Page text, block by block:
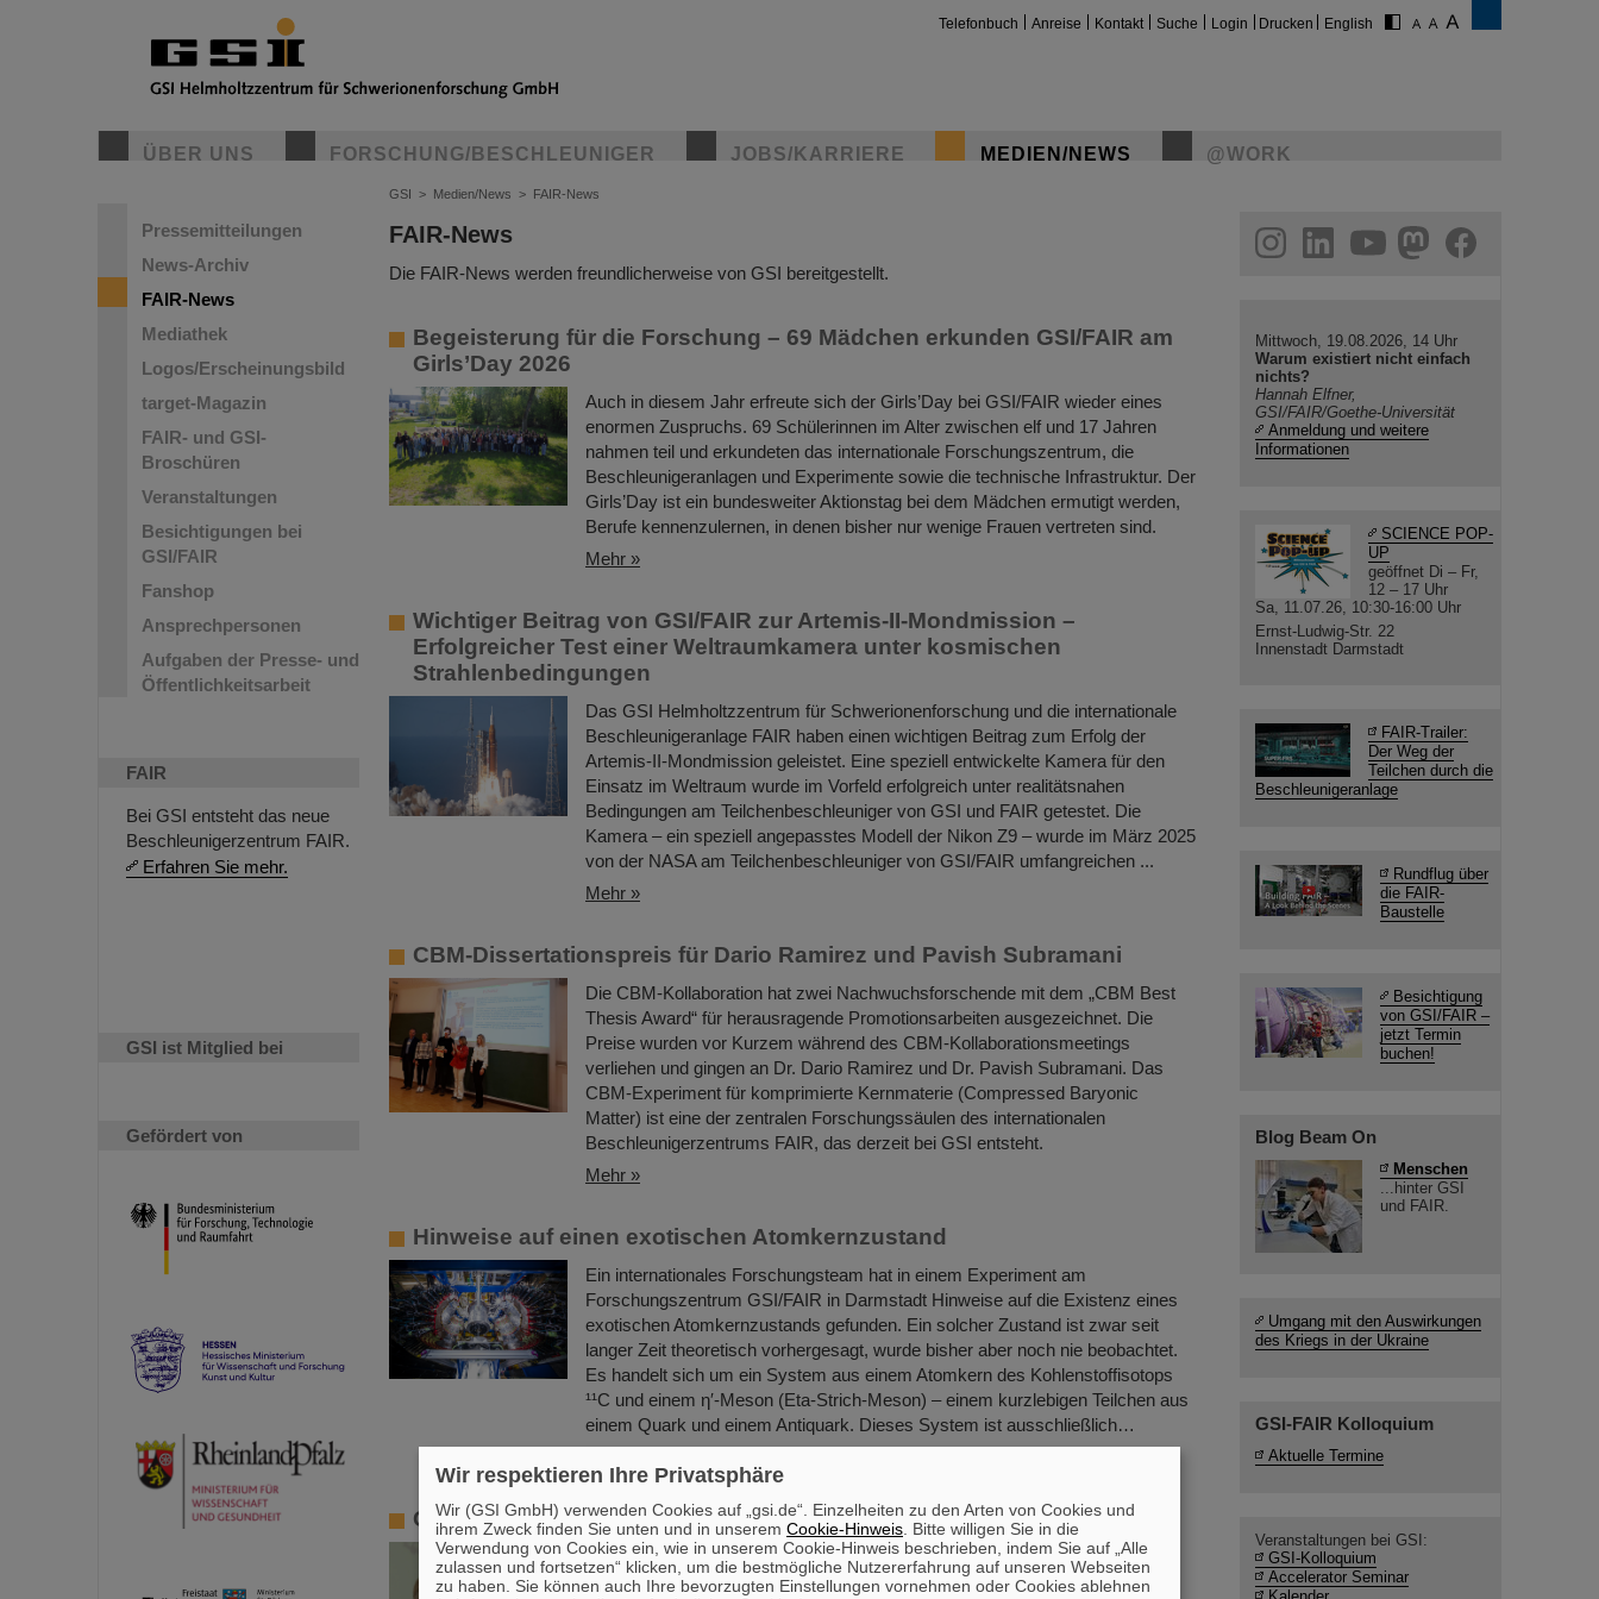
Telefonbuch Anreise Kontakt Suche Login Drucken English
ÜBER UNS FORSCHUNG/BESCHLEUNIGER JOBS/KARRIERE MEDIEN/NEWS @WORK
Pressemitteilungen
News-Archiv
FAIR-News
Mediathek
Logos/Erscheinungsbild
target-Magazin
FAIR- und GSI-
Broschüren
Veranstaltungen
Besichtigungen bei
GSI/FAIR
Fanshop
Ansprechpersonen
Aufgaben der Presse- und
Öffentlichkeitsarbeit
FAIR
Bei GSI entsteht das neue
Beschleunigerzentrum FAIR.
Erfahren Sie mehr.
GSI ist Mitglied bei
Gefördert von
GSI > Medien/News > FAIR-News
FAIR-News
Die FAIR-News werden freundlicherweise von GSI bereitgestellt.
Begeisterung für die Forschung – 69 Mädchen erkunden GSI/FAIR am
Girls’Day 2026
Auch in diesem Jahr erfreute sich der Girls’Day bei GSI/FAIR wieder eines
enormen Zuspruchs. 69 Schülerinnen im Alter zwischen elf und 17 Jahren
nahmen teil und erkundeten das internationale Forschungszentrum, die
Beschleunigeranlagen und Experimente sowie die technische Infrastruktur. Der
Girls’Day ist ein bundesweiter Aktionstag bei dem Mädchen ermutigt werden,
Berufe kennenzulernen, in denen bisher nur wenige Frauen vertreten sind.
Mehr »
Wichtiger Beitrag von GSI/FAIR zur Artemis-II-Mondmission –
Erfolgreicher Test einer Weltraumkamera unter kosmischen
Strahlenbedingungen
Das GSI Helmholtzzentrum für Schwerionenforschung und die internationale
Beschleunigeranlage FAIR haben einen wichtigen Beitrag zum Erfolg der
Artemis-II-Mondmission geleistet. Eine speziell entwickelte Kamera für den
Einsatz im Weltraum wurde im Vorfeld erfolgreich unter realitätsnahen
Bedingungen am Teilchenbeschleuniger von GSI und FAIR getestet. Die
Kamera – ein speziell angepasstes Modell der Nikon Z9 – wurde im März 2025
von der NASA am Teilchenbeschleuniger von GSI/FAIR umfangreichen ...
Mehr »
CBM-Dissertationspreis für Dario Ramirez und Pavish Subramani
Die CBM-Kollaboration hat zwei Nachwuchsforschende mit dem „CBM Best
Thesis Award“ für herausragende Promotionsarbeiten ausgezeichnet. Die
Preise wurden vor Kurzem während des CBM-Kollaborationsmeetings
verliehen und gingen an Dr. Dario Ramirez und Dr. Pavish Subramani. Das
CBM-Experiment für komprimierte Kernmaterie (Compressed Baryonic
Matter) ist eine der zentralen Forschungssäulen des internationalen
Beschleunigerzentrums FAIR, das derzeit bei GSI entsteht.
Mehr »
Hinweise auf einen exotischen Atomkernzustand
Ein internationales Forschungsteam hat in einem Experiment am
Forschungszentrum GSI/FAIR in Darmstadt Hinweise auf die Existenz eines
exotischen Atomkernzustands gefunden. Ein solcher Zustand ist zwar seit
langer Zeit theoretisch vorhergesagt, wurde bisher aber noch nie beobachtet.
Es handelt sich um ein System aus einem Atomkern des Kohlenstoffisotops
¹¹C und einem η′‑Meson (Eta-Strich-Meson) – einem kurzlebigen Teilchen aus
einem Quark und einem Antiquark. Dieses System ist ausschließlich…
Gedenken an Günther Rosner
FAIR und GSI trauern um Prof. Dr. Günther Rosner, einen leidenschaftlichen
Physiker, Mitbegründer von FAIR und unablässigen Verfechter des FAIR
helmholtz.social
facebook
Mittwoch, 19.08.2026, 14 Uhr
Warum existiert nicht einfach
nichts?
Hannah Elfner,
GSI/FAIR/Goethe-Universität
Anmeldung und weitere
Informationen
SCIENCE POP-
UP
geöffnet Di – Fr,
12 – 17 Uhr
Sa, 11.07.26, 10:30-16:00 Uhr
Ernst-Ludwig-Str. 22
Innenstadt Darmstadt
FAIR-Trailer:
Der Weg der
Teilchen durch die
Beschleunigeranlage
Rundflug über
die FAIR-
Baustelle
Besichtigung
von GSI/FAIR –
jetzt Termin
buchen!
Blog Beam On
Menschen
...hinter GSI
und FAIR.
Umgang mit den Auswirkungen
des Kriegs in der Ukraine
GSI-FAIR Kolloquium
Aktuelle Termine
Veranstaltungen bei GSI:
GSI-Kolloquium
Accelerator Seminar
Wir respektieren Ihre Privatsphäre
Wir (GSI GmbH) verwenden Cookies auf „gsi.de“. Einzelheiten zu den Arten von Cookies und
ihrem Zweck finden Sie unten und in unserem Cookie-Hinweis . Bitte willigen Sie in die
Verwendung von Cookies ein, wie in unserem Cookie-Hinweis beschrieben, indem Sie auf „Alle
zulassen und fortsetzen“ klicken, um die bestmögliche Nutzererfahrung auf unseren Webseiten
zu haben. Sie können auch Ihre bevorzugten Einstellungen vornehmen oder Cookies ablehnen